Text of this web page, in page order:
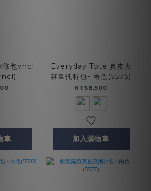
條包vncl
車
Everyday Tote 真皮大
容量托特包- 兩色(5575)
NT$8,500
加入購物車